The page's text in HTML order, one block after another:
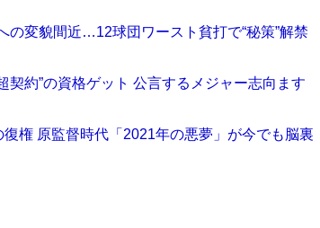
の変貌間近…12球団ワースト貧打で“秘策”解禁
契約”の資格ゲット 公言するメジャー志向ます
復権 原監督時代「2021年の悪夢」が今でも脳裏